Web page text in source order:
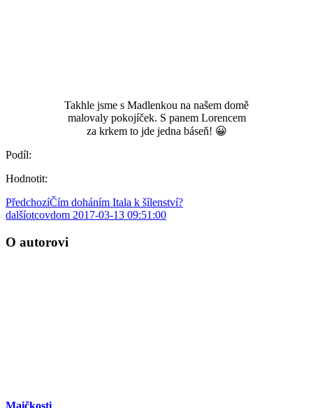
Takhle jsme s Madlenkou na našem domě
malovaly pokojíček. S panem Lorencem
za krkem to jde jedna báseň! 😀
Podíl:
Hodnotit:
PředchozíČím doháním Itala k šílenství?
dalšíotcovdom 2017-03-13 09:51:00
O autorovi
Maičkosti